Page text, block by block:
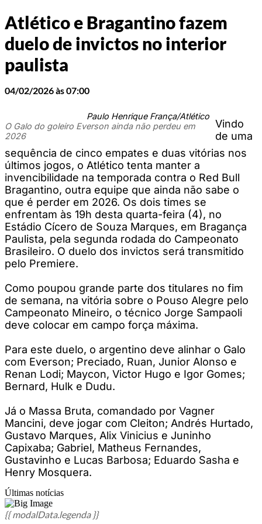
Atlético e Bragantino fazem
duelo de invictos no interior
paulista
04/02/2026 às 07:00
Paulo Henrique França/Atlético
O Galo do goleiro Everson ainda não perdeu em
2026
Vindo
de uma
sequência de cinco empates e duas vitórias nos
últimos jogos, o Atlético tenta manter a
invencibilidade na temporada contra o Red Bull
Bragantino, outra equipe que ainda não sabe o
que é perder em 2026. Os dois times se
enfrentam às 19h desta quarta-feira (4), no
Estádio Cícero de Souza Marques, em Bragança
Paulista, pela segunda rodada do Campeonato
Brasileiro. O duelo dos invictos será transmitido
pelo Premiere.
Como poupou grande parte dos titulares no fim
de semana, na vitória sobre o Pouso Alegre pelo
Campeonato Mineiro, o técnico Jorge Sampaoli
deve colocar em campo força máxima.
Para este duelo, o argentino deve alinhar o Galo
com Everson; Preciado, Ruan, Junior Alonso e
Renan Lodi; Maycon, Victor Hugo e Igor Gomes;
Bernard, Hulk e Dudu.
Já o Massa Bruta, comandado por Vagner
Mancini, deve jogar com Cleiton; Andrés Hurtado,
Gustavo Marques, Alix Vinicius e Juninho
Capixaba; Gabriel, Matheus Fernandes,
Gustavinho e Lucas Barbosa; Eduardo Sasha e
Henry Mosquera.
Últimas notícias
{{ modalData.legenda }}